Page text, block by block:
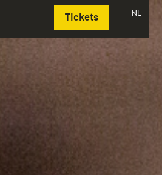
Tickets NL
Deutsch